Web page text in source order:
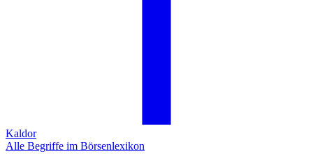
Kaldor
Alle Begriffe im Börsenlexikon